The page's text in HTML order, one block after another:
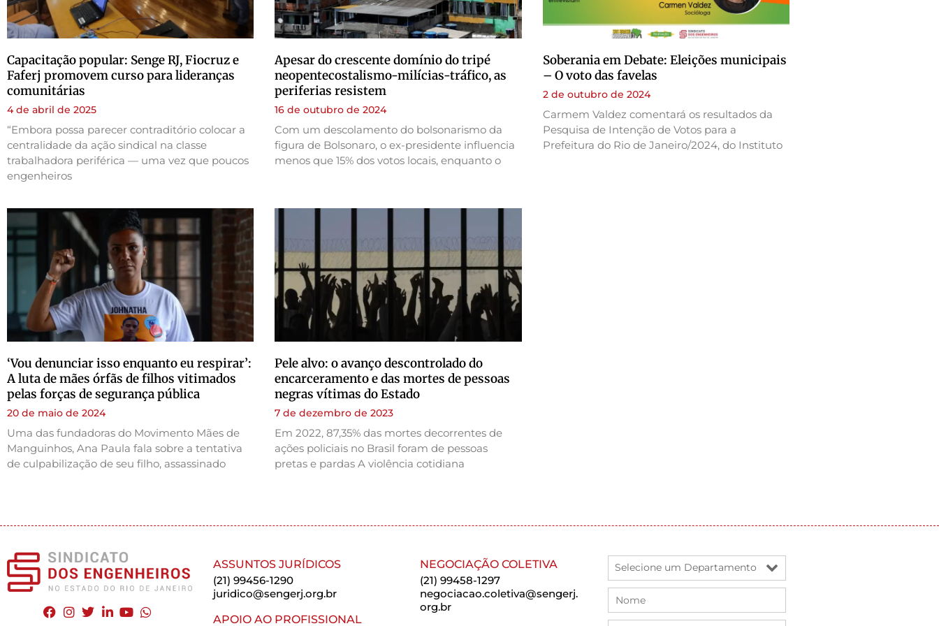
Capacitação popular: Senge RJ, Fiocruz e
Faferj promovem curso para lideranças
comunitárias
4 de abril de 2025
“Embora possa parecer contraditório colocar a
centralidade da ação sindical na classe
trabalhadora periférica — uma vez que poucos
engenheiros
Apesar do crescente domínio do tripé
neopentecostalismo-milícias-tráfico, as
periferias resistem
16 de outubro de 2024
Com um descolamento do bolsonarismo da
figura de Bolsonaro, o ex-presidente influencia
menos que 15% dos votos locais, enquanto o
Soberania em Debate: Eleições municipais
– O voto das favelas
2 de outubro de 2024
Carmem Valdez comentará os resultados da
Pesquisa de Intenção de Votos para a
Prefeitura do Rio de Janeiro/2024, do Instituto
‘Vou denunciar isso enquanto eu respirar’:
A luta de mães órfãs de filhos vitimados
pelas forças de segurança pública
20 de maio de 2024
Uma das fundadoras do Movimento Mães de
Manguinhos, Ana Paula fala sobre a tentativa
de culpabilização de seu filho, assassinado
Pele alvo: o avanço descontrolado do
encarceramento e das mortes de pessoas
negras vítimas do Estado
7 de dezembro de 2023
Em 2022, 87,35% das mortes decorrentes de
ações policiais no Brasil foram de pessoas
pretas e pardas A violência cotidiana
ASSUNTOS JURÍDICOS
(21) 99456-1290
juridico@sengerj.org.br
APOIO AO PROFISSIONAL
NEGOCIAÇÃO COLETIVA
(21) 99458-1297
negociacao.coletiva@sengerj.
org.br